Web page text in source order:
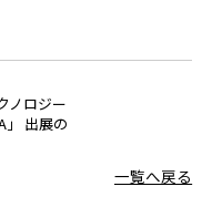
ノロジー
」 出展の
一覧へ戻る